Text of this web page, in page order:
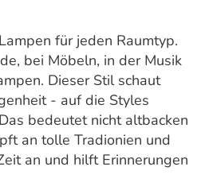
für jeden Raumtyp.
bei Möbeln, in der Musik
Dieser Stil schaut
- auf die Styles
bedeutet nicht altbacken
an tolle Tradionien und
an und hilft Erinnerungen